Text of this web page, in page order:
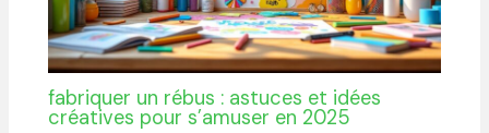
fabriquer un rébus : astuces et idées
créatives pour s’amuser en 2025